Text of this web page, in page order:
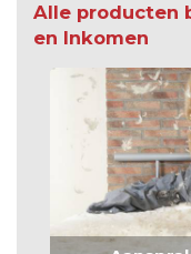
Alle producten
en Inkomen